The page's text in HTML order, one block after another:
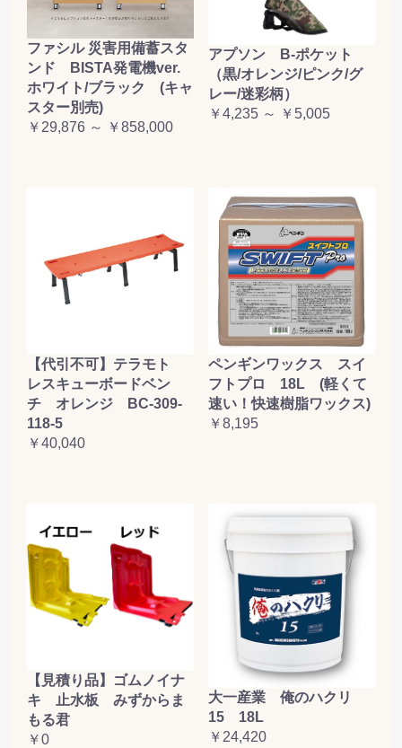
ファシル 災害用備蓄スタ
ンド BISTA発電機ver.
ホワイト/ブラック (キャ
スター別売)
￥29,876 ～ ￥858,000
アプソン B-ポケット
（黒/オレンジ/ピンク/グ
レー/迷彩柄）
￥4,235 ～ ￥5,005
【代引不可】テラモト
レスキューボードベン
チ オレンジ BC-309-
118-5
￥40,040
ペンギンワックス スイ
フトプロ 18L (軽くて
速い！快速樹脂ワックス)
￥8,195
【見積り品】ゴムノイナ
キ 止水板 みずからま
もる君
￥0
大一産業 俺のハクリ
15 18L
￥24,420